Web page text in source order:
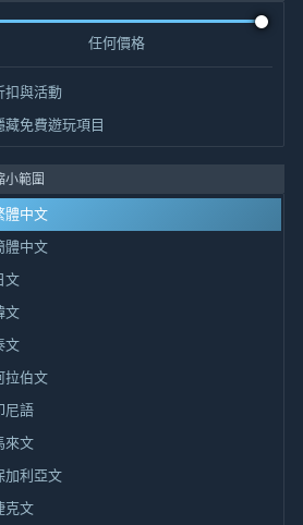
任何價格
扣與活動
藏免費遊玩項目
小範圍
體中文
體中文
文
文
文
拉伯文
尼語
來文
加利亞文
克文